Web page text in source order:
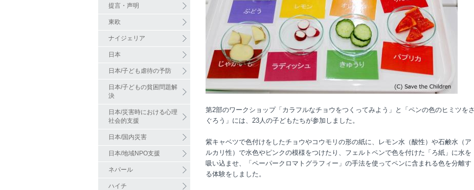
提言・声明
東欧
ナイジェリア
日本
日本/子ども虐待の予防
日本/子どもの貧困問題解
決
日本/災害時における心理
社会的支援
日本/国内災害
日本/地域NPO支援
ネパール
ハイチ
第2部のワークショップ「カラフルなチョウをつくってみよう」と「ペンの色のヒミツをさ
ぐろう」には、 23人の子どもたちが参加しました。
紫キャベツで色付けをしたチョウやコウモリの形の紙に、レモン水（酸性）や石鹸水（ア
ルカリ性）で水色やピンクの模様をつけたり、フェルトペンで色を付けた「ろ紙」に水を
吸い込ませ、「ペーパークロマトグラフィー」の手法を使ってペンに含まれる色を分離す
る体験をしました。